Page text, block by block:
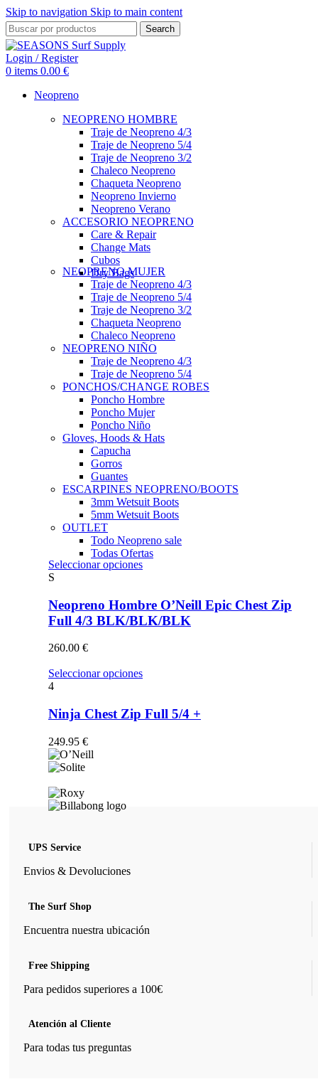
Skip to navigation Skip to main content
Search
Login / Register
0 items 0.00 €
Neopreno
NEOPRENO HOMBRE
Traje de Neopreno 4/3
Traje de Neopreno 5/4
Traje de Neopreno 3/2
Chaleco Neopreno
Chaqueta Neopreno
Neopreno Invierno
Neopreno Verano
ACCESORIO NEOPRENO
Care & Repair
Change Mats
Cubos
Dry Bags
NEOPRENO MUJER
Traje de Neopreno 4/3
Traje de Neopreno 5/4
Traje de Neopreno 3/2
Chaqueta Neopreno
Chaleco Neopreno
NEOPRENO NIÑO
Traje de Neopreno 4/3
Traje de Neopreno 5/4
PONCHOS/CHANGE ROBES
Poncho Hombre
Poncho Mujer
Poncho Niño
Gloves, Hoods & Hats
Capucha
Gorros
Guantes
ESCARPINES NEOPRENO/BOOTS
3mm Wetsuit Boots
5mm Wetsuit Boots
OUTLET
Todo Neopreno sale
Todas Ofertas
Seleccionar opcionesEste
múltiples
variantes.
Las
elegir
página
S
Neopreno Hombre O’Neill Epic Chest Zip
Full 4/3 BLK/BLK/BLK
260.00 €
Seleccionar opcionesEste
múltiples
variantes.
4
Ninja Chest Zip Full 5/4 +
249.95 €
UPS Service
Envios & Devoluciones
The Surf Shop
Encuentra nuestra ubicación
Free Shipping
Para pedidos superiores a 100€
Atención al Cliente
Para todas tus preguntas